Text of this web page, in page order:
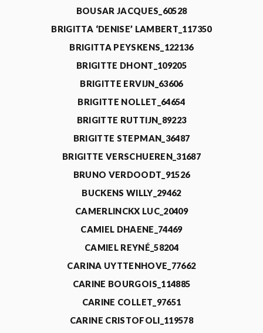
BOUSAR JACQUES_60528
BRIGITTA ‘DENISE’ LAMBERT_117350
BRIGITTA PEYSKENS_122136
BRIGITTE DHONT_109205
BRIGITTE ERVIJN_63606
BRIGITTE NOLLET_64654
BRIGITTE RUTTIJN_89223
BRIGITTE STEPMAN_36487
BRIGITTE VERSCHUEREN_31687
BRUNO VERDOODT_91526
BUCKENS WILLY_29462
CAMERLINCKX LUC_20409
CAMIEL DHAENE_74469
CAMIEL REYNÉ_58204
CARINA UYTTENHOVE_77662
CARINE BOURGOIS_114885
CARINE COLLET_97651
CARINE CRISTOFOLI_119578